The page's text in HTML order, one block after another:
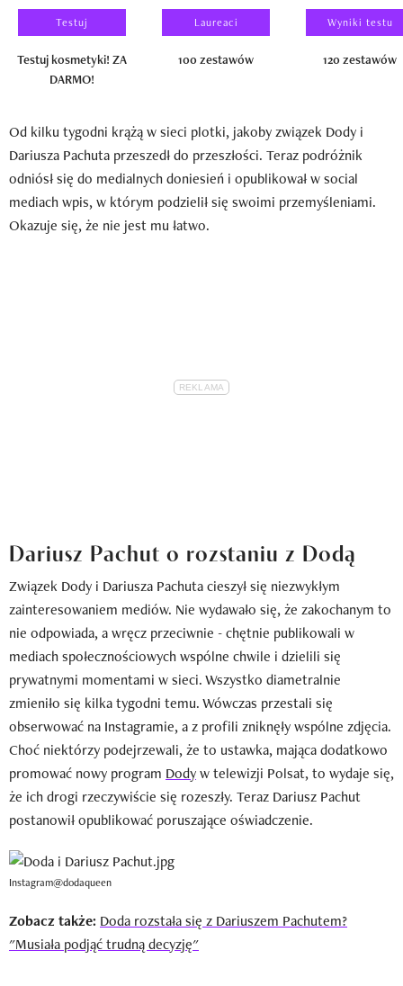
Testuj
Testuj kosmetyki! ZA
DARMO!
Laureaci
100 zestawów
Wyniki testu
120 zestawów
Od kilku tygodni krążą w sieci plotki, jakoby związek Dody i
Dariusza Pachuta przeszedł do przeszłości. Teraz podróżnik
odniósł się do medialnych doniesień i opublikował w social
mediach wpis, w którym podzielił się swoimi przemyśleniami.
Okazuje się, że nie jest mu łatwo.
Dariusz Pachut o rozstaniu z Dodą
Związek Dody i Dariusza Pachuta cieszył się niezwykłym
zainteresowaniem mediów. Nie wydawało się, że zakochanym to
nie odpowiada, a wręcz przeciwnie - chętnie publikowali w
mediach społecznościowych wspólne chwile i dzielili się
prywatnymi momentami w sieci. Wszystko diametralnie
zmieniło się kilka tygodni temu. Wówczas przestali się
obserwować na Instagramie, a z profili zniknęły wspólne zdjęcia.
Choć niektórzy podejrzewali, że to ustawka, mająca dodatkowo
promować nowy program Dodyw telewizji Polsat, to wydaje się,
że ich drogi rzeczywiście się rozeszły. Teraz Dariusz Pachut
postanowił opublikować poruszające oświadczenie.
Instagram@dodaqueen
Zobacz także: Doda rozstała się z Dariuszem Pachutem?
"Musiała podjąć trudną decyzję"